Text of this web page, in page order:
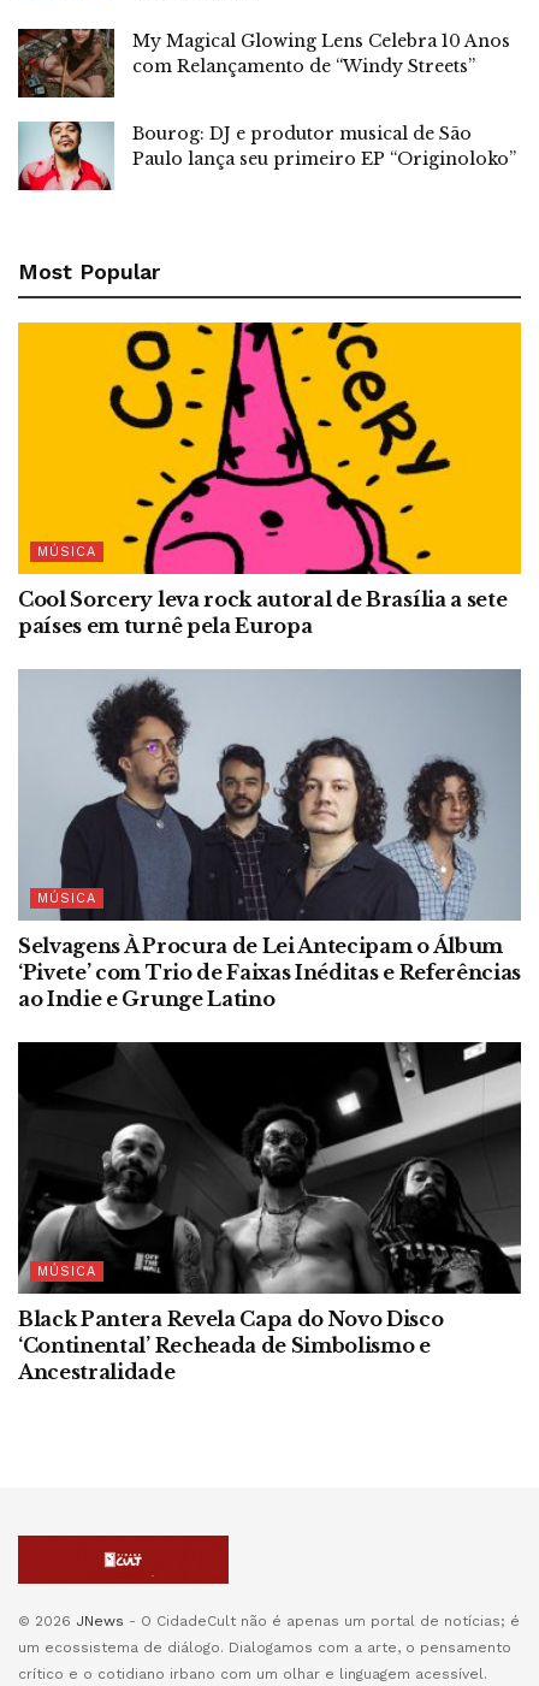
My Magical Glowing Lens Celebra 10 Anos
com Relançamento de “Windy Streets”
Bourog: DJ e produtor musical de São
Paulo lança seu primeiro EP “Originoloko”
Most Popular
MÚSICA
Cool Sorcery leva rock autoral de Brasília a sete
países em turnê pela Europa
MÚSICA
Selvagens À Procura de Lei Antecipam o Álbum
‘Pivete’ com Trio de Faixas Inéditas e Referências
ao Indie e Grunge Latino
MÚSICA
Black Pantera Revela Capa do Novo Disco
‘Continental’ Recheada de Simbolismo e
Ancestralidade
© 2026 JNews - O CidadeCult não é apenas um portal de notícias; é
um ecossistema de diálogo. Dialogamos com a arte, o pensamento
crítico e o cotidiano irbano com um olhar e linguagem acessível.